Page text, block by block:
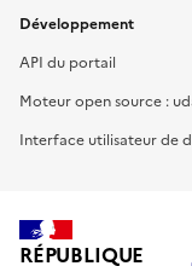
Développement
API du portail
Moteur open source :
Interface utilisateur de
RÉPUBLIQUE